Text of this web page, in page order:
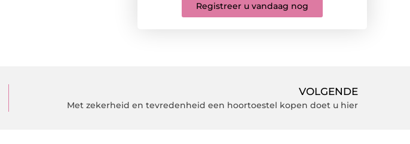
Registreer u vandaag nog
VOLGENDE
Met zekerheid en tevredenheid een hoortoestel kopen doet u hier